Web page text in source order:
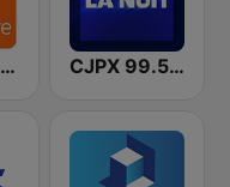
ICI Première Montréal CJPX 99.5 MTL